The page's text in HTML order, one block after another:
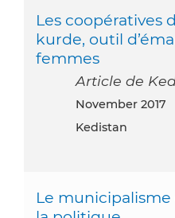
Les coopératives
kurde, outil
femmes
Article de
November 2017
Kedistan
Le